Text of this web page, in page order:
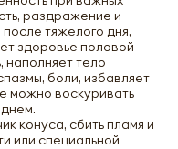
раздражение и
тяжелого дня,
здоровье половой
наполняет тело
боли, избавляет
можно воскуривать
конуса, сбить пламя и
или специальной